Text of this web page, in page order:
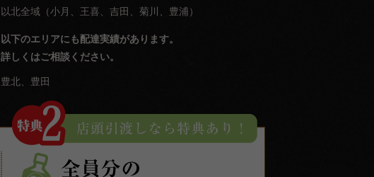
以北全域（小月、王喜、吉田、菊川、豊浦）
以下のエリアにも配達実績があります。
詳しくはご相談ください。
豊北、豊田